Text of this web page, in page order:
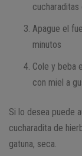
Apague el
minutos
Cole y beba
con miel a
Si lo desea puede
cucharadita de
gatuna, seca.